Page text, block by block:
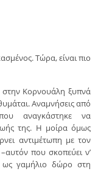
Τώρα, είναι πιο
στην Κορνουάλη ξυπνά
Αναμνήσεις από
αναγκάστηκε να
της. Η μοίρα όμως
αντιμέτωπη με τον
που σκοπεύει ν’
ως γαμήλιο δώρο στη